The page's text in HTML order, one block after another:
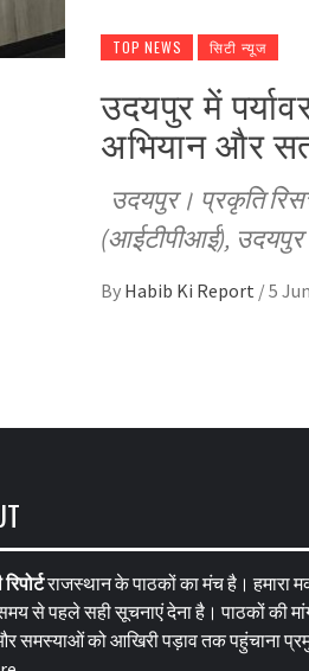
TOP NEWS सिटी न्यूज
उदयपुर में
अभियान और
उदयपुर। प्रकृति
(आईटीपीआई),
By Habib Ki Report /5
राजस्थान के पाठकों का मंच है। हमारा
से पहले सही सूचनाएं देना है। पाठकों की
समस्याओं को आखिरी पड़ाव तक पहुंचाना